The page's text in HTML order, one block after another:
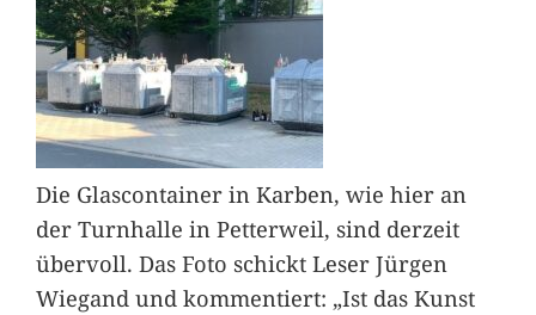
Die Glascontainer in Karben, wie hier an
der Turnhalle in Petterweil, sind derzeit
übervoll. Das Foto schickt Leser Jürgen
Wiegand und kommentiert: „Ist das Kunst